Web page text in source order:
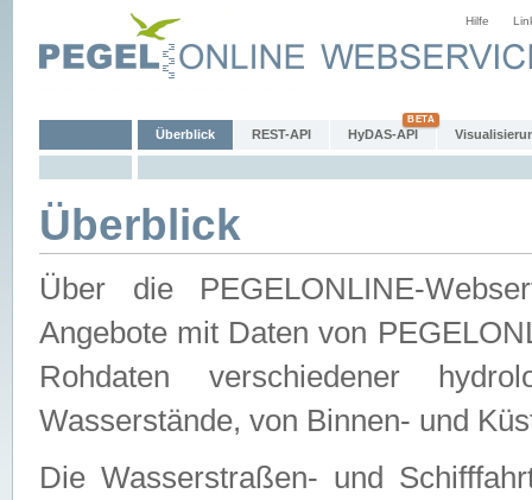
Hilfe
Überblick REST-API HyDAS-API
Überblick
Über die PEGELONLINE-
Angebote mit Daten von
Rohdaten verschiedener
Wasserstände, von Binnen- und
Die Wasserstraßen- und